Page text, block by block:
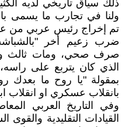
ذلك سياق تاريخي لديه
ولنا في تجارب ما يسمى
تم إخراج رئيس عربي من
ضرب زعيم أخر
صرف صحي، ومات ثالث
الذي كان يتربع على راسه،
بمقولة "يا روح ما بعدك
بانقلاب عسكري او انقلاب
وفي التاريخ العربي
القيادات التقليدية والقوى